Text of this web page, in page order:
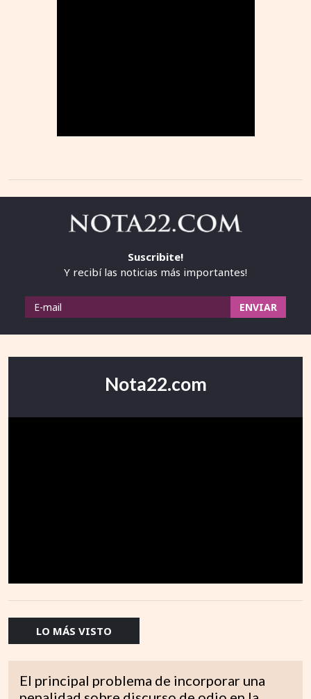
Suscribite!
Y recibí las noticias más importantes!
Nota22.com
LO MÁS VISTO
El principal problema de incorporar una